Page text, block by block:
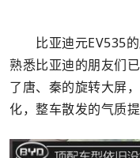
比亚迪元EV535的
熟悉比亚迪的朋友们
了唐、秦的旋转大屏
化，整车散发的气质